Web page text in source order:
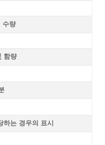
수량
함량
하는 경우의 표시